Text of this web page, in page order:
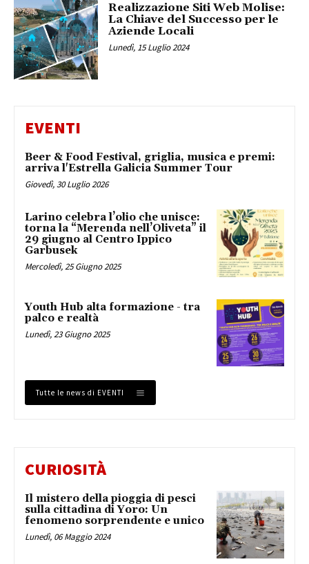
Realizzazione Siti Web Molise:
La Chiave del Successo per le
Aziende Locali
Lunedì, 15 Luglio 2024
EVENTI
Beer & Food Festival, griglia, musica e premi:
arriva l'Estrella Galicia Summer Tour
Giovedì, 30 Luglio 2026
Larino celebra l’olio che unisce:
torna la “Merenda nell’Oliveta” il
29 giugno al Centro Ippico
Garbusek
Mercoledì, 25 Giugno 2025
Youth Hub alta formazione - tra
palco e realtà
Lunedì, 23 Giugno 2025
Tutte le news di EVENTI
CURIOSITÀ
Il mistero della pioggia di pesci
sulla cittadina di Yoro: Un
fenomeno sorprendente e unico
Lunedì, 06 Maggio 2024